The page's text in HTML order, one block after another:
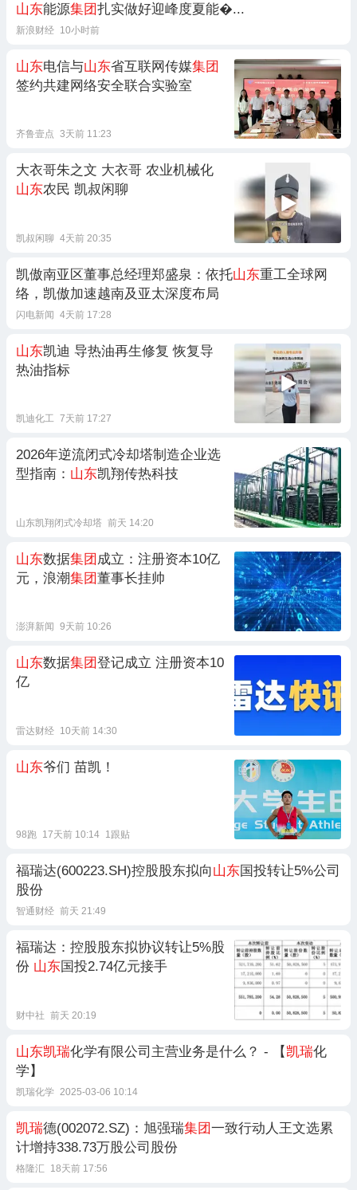
山东能源集团扎实做好迎峰度夏能�...
新浪财经 10小时前
山东电信与山东省互联网传媒集团
签约共建网络安全联合实验室
齐鲁壹点 3天前 11:23
大衣哥朱之文 大衣哥 农业机械化
山东农民 凯叔闲聊
凯叔闲聊 4天前 20:35
凯傲南亚区董事总经理郑盛泉：依托山东重工全球网
络，凯傲加速越南及亚太深度布局
闪电新闻 4天前 17:28
山东凯迪 导热油再生修复 恢复导
热油指标
凯迪化工 7天前 17:27
2026年逆流闭式冷却塔制造企业选
型指南： 山东凯翔传热科技
山东凯翔闭式冷却塔 前天 14:20
山东数据集团 成立：注册资本10亿
元，浪潮集团董事长挂帅
澎湃新闻 9天前 10:26
山东数据集团登记成立 注册资本10
亿
雷达财经 10天前 14:30
山东爷们 苗凯！
98跑 17天前 10:14 1跟贴
福瑞达(600223.SH)控股股东拟向山东国投转让5%公司
股份
智通财经 前天 21:49
福瑞达：控股股东拟协议转让5%股
份 山东国投2.74亿元接手
财中社 前天 20:19
山东凯瑞化学有限公司主营业务是什么？ - 【 凯瑞化
学】
凯瑞化学 2025-03-06 10:14
凯瑞德(002072.SZ)：旭强瑞集团一致行动人王文选累
计增持338.73万股公司股份
格隆汇 18天前 17:56